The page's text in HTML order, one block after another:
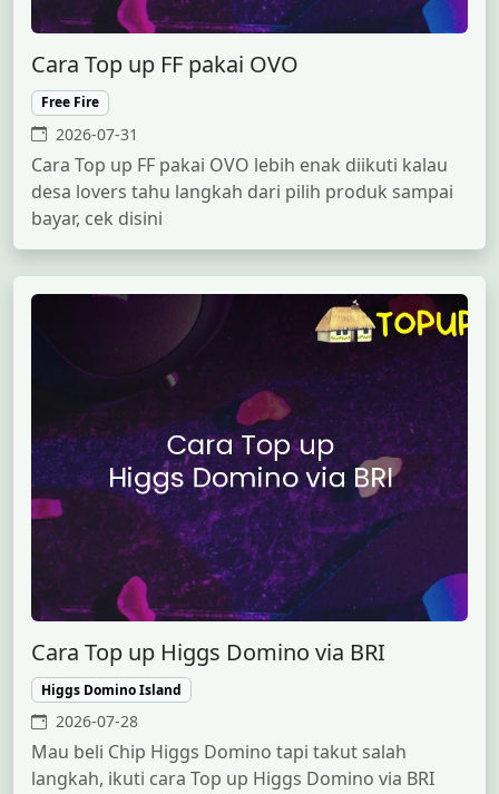
Cara Top up FF pakai OVO
Free Fire
2026-07-31
Cara Top up FF pakai OVO lebih enak diikuti kalau
desa lovers tahu langkah dari pilih produk sampai
bayar, cek disini
Cara Top up Higgs Domino via BRI
Higgs Domino Island
2026-07-28
Mau beli Chip Higgs Domino tapi takut salah
langkah, ikuti cara Top up Higgs Domino via BRI